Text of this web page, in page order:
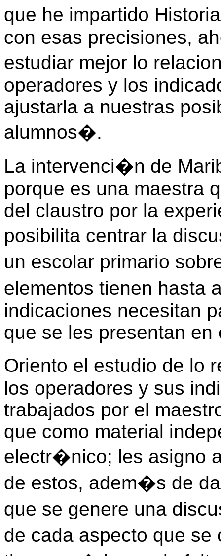
que he impartido
con esas precisiones,
estudiar mejor lo
operadores y los
ajustarla a nuestras
alumnos�.
La intervenci�n de
porque es una maestra
del claustro por la
posibilita centrar la
un escolar primario
elementos tienen
indicaciones necesitan
que se les presentan en
Oriento el estudio de lo
los operadores y sus
trabajados por el
que como material
electr�nico; les asigno
de estos, adem�s de
que se genere una
de cada aspecto que